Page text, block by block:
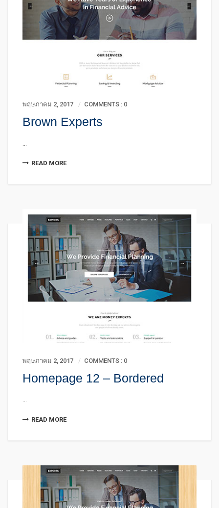
พฤษภาคม 2, 2017 COMMENTS : 0
Brown Experts
...
READ MORE
พฤษภาคม 2, 2017 COMMENTS : 0
Homepage 12 – Bordered
...
READ MORE